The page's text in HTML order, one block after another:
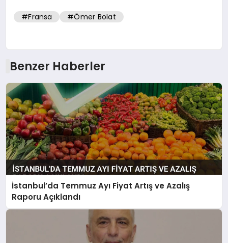
#Fransa #Ömer Bolat
Benzer Haberler
İstanbul’da Temmuz Ayı Fiyat Artış ve Azalış
Raporu Açıklandı